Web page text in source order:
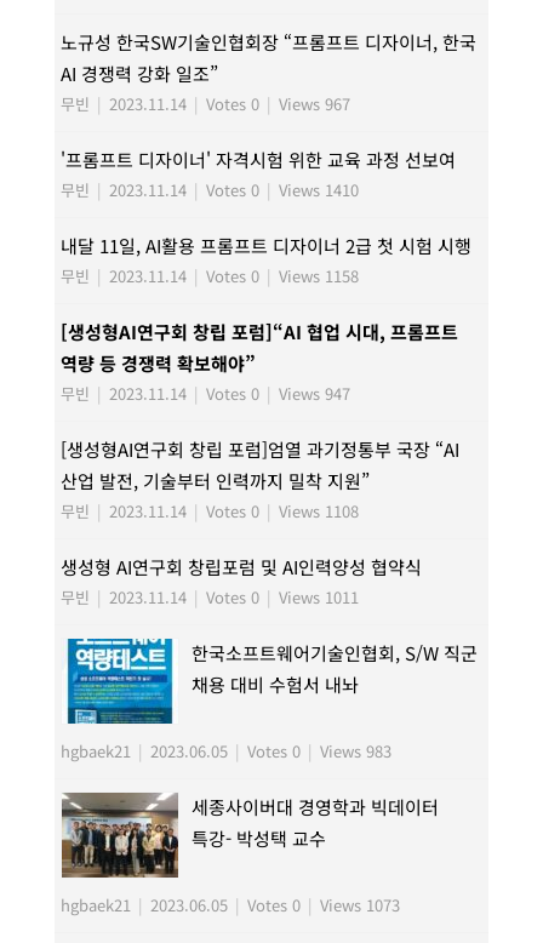
노규성 한국SW기술인협회장 “프롬프트 디자이너, 한국
AI 경쟁력 강화 일조”
무빈 | 2023.11.14 | Votes 0 | Views 967
'프롬프트 디자이너' 자격시험 위한 교육 과정 선보여
무빈 | 2023.11.14 | Votes 0 | Views 1410
내달 11일, AI활용 프롬프트 디자이너 2급 첫 시험 시행
무빈 | 2023.11.14 | Votes 0 | Views 1158
[생성형AI연구회 창립 포럼]“AI 협업 시대, 프롬프트
역량 등 경쟁력 확보해야”
무빈 | 2023.11.14 | Votes 0 | Views 947
[생성형AI연구회 창립 포럼]엄열 과기정통부 국장 “AI
산업 발전, 기술부터 인력까지 밀착 지원”
무빈 | 2023.11.14 | Votes 0 | Views 1108
생성형 AI연구회 창립포럼 및 AI인력양성 협약식
무빈 | 2023.11.14 | Votes 0 | Views 1011
한국소프트웨어기술인협회, S/W 직군
채용 대비 수험서 내놔
hgbaek21 | 2023.06.05 | Votes 0 | Views 983
세종사이버대 경영학과 빅데이터
특강- 박성택 교수
hgbaek21 | 2023.06.05 | Votes 0 | Views 1073